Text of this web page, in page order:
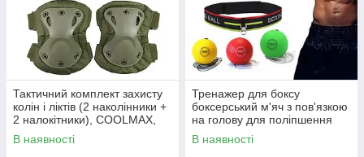
Тактичний комплект захисту
колін і ліктів (2 наколінники +
2 налокітники), COOLMAX,
Nylon Oxfor НАБІР
В наявності
Тренажер для боксу
боксерський м'яч з пов'язкою
на голову для поліпшення
координації та реакції
В наявності